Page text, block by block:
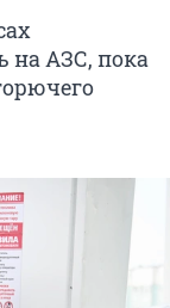
на АЗС, пока